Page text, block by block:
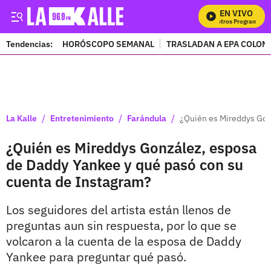
EN VIVO
Tendencias: HORÓSCOPO SEMANAL TRASLADAN A EPA
La Kalle / Entretenimiento / Farándula / ¿Quién es Mireddys
¿Quién es Mireddys González, esposa
de Daddy Yankee y qué pasó con su
cuenta de Instagram?
Los seguidores del artista están llenos de
preguntas aun sin respuesta, por lo que se
volcaron a la cuenta de la esposa de Daddy
Yankee para preguntar qué pasó.